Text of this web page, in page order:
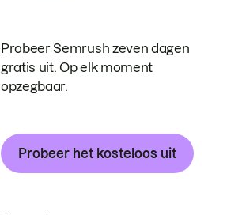
Probeer Semrush zeven dagen
gratis uit. Op elk moment
opzegbaar.
Probeer het kosteloos uit